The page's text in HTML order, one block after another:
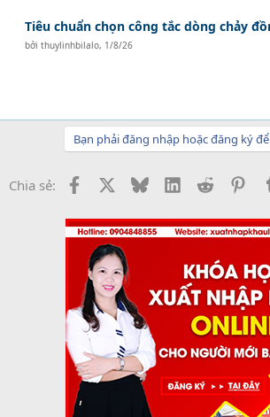
Tiêu chuẩn chọn công tắc dòng chảy
bởithuylinhbilalo, 1/8/26
Bạn phải đăng nhập hoặc đăng ký
Chia sẻ: Facebook BlueskyLinkedInReddit